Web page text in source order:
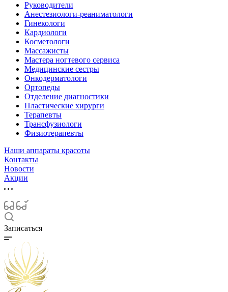
Руководители
Анестезиологи-реаниматологи
Гинекологи
Кардиологи
Косметологи
Массажисты
Мастера ногтевого сервиса
Медицинские сестры
Онкодерматологи
Ортопеды
Отделение диагностики
Пластические хирурги
Терапевты
Трансфузиологи
Физиотерапевты
Наши аппараты красоты
Контакты
Новости
Акции
Записаться